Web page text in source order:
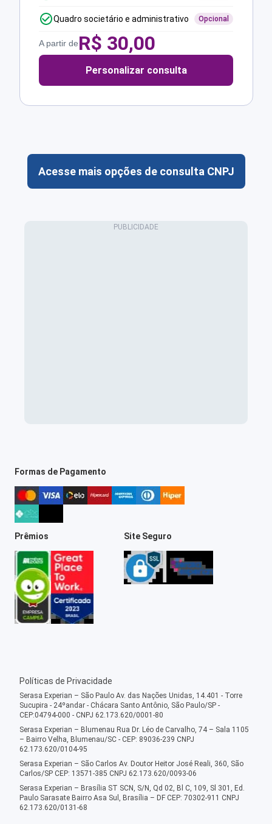
Quadro societário e administrativo Opcional
A partir deR$ 30,00
Personalizar consulta
Acesse mais opções de consulta CNPJ
Formas de Pagamento
Prêmios Site Seguro
Políticas de Privacidade
Serasa Experian – São Paulo Av. das Nações Unidas, 14.401 - Torre
Sucupira - 24ºandar - Chácara Santo Antônio, São Paulo/SP -
CEP:04794-000 - CNPJ 62.173.620/0001-80
Serasa Experian – Blumenau Rua Dr. Léo de Carvalho, 74 – Sala 1105
– Bairro Velha, Blumenau/SC - CEP: 89036-239 CNPJ
62.173.620/0104-95
Serasa Experian – São Carlos Av. Doutor Heitor José Reali, 360, São
Carlos/SP CEP: 13571-385 CNPJ 62.173.620/0093-06
Serasa Experian – Brasília ST SCN, S/N, Qd 02, Bl C, 109, Sl 301, Ed.
Paulo Sarasate Bairro Asa Sul, Brasília – DF CEP: 70302-911 CNPJ
62.173.620/0131-68